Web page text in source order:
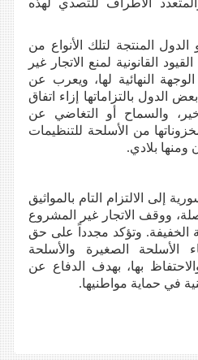
الأطراف للتصدي لهذه
المنتجة لتلك الأنواع من
القانونية لمنع الاتجار غير
النهائية لها، ويعرب عن
الدول بالتزاماتها إزاء اتفاق
والسماح أو التغاضي عن
من الأسلحة للتنظيمات
ومنها بلادي.
إلى الالتزام التام بالمواثيق
ووقف الاتجار غير المشروع
الخفيفة. وتؤكد مجدداً على حق
الأسلحة الصغيرة والأسلحة
بها، بهدف الدفاع عن
في حماية مواطنيها.